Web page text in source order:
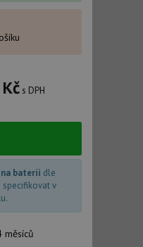
Kč s DPH
baterii dle
specifikovat v
měsíců